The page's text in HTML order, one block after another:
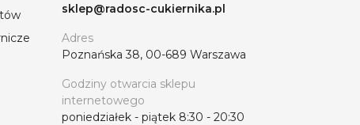
sklep@radosc-cukiernika.pl
Adres
Poznańska 38, 00-689 Warszawa
Godziny otwarcia sklepu
internetowego
poniedziałek - piątek 8:30 - 20:30